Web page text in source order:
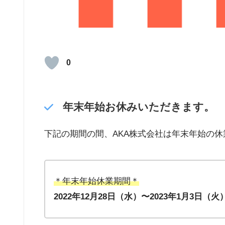
0
年末年始お休みいただきます。
下記の期間の間、AKA株式会社は年末年始の休
＊年末年始休業期間＊
2022年12月28日（水）〜2023年1月3日（火）